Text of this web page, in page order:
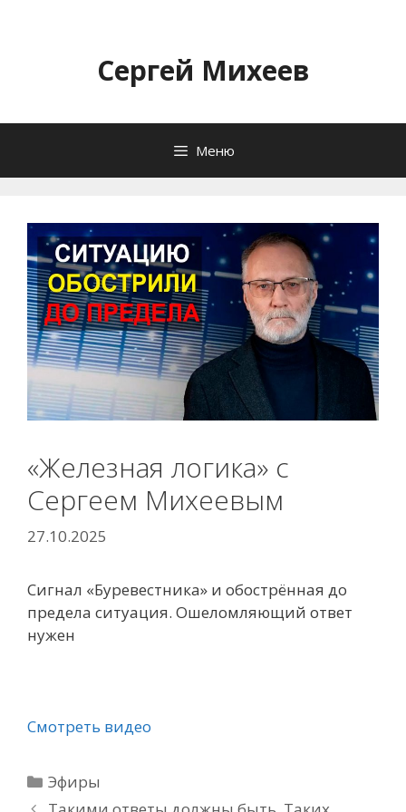
содержимомуСергей Михеев
Меню
«Железная логика» с
Сергеем Михеевым
27.10.2025
Сигнал «Буревестника» и обострённая до
предела ситуация. Ошеломляющий ответ
нужен
Смотреть видео
Рубрики
Эфиры